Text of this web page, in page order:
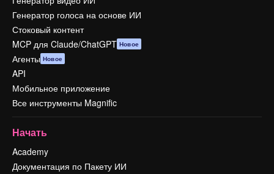
Генератор голоса на основе ИИ
Стоковый контент
MCP для Claude/ChatGPT Новое
Агенты Новое
API
Мобильное приложение
Все инструменты Magnific
Начать
Academy
Документация по Пакету ИИ